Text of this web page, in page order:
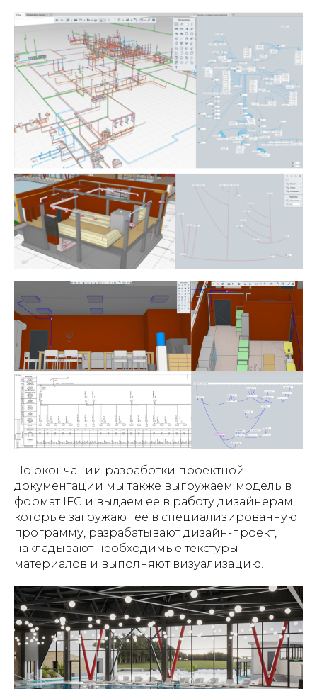
По окончании разработки проектной
документации мы также выгружаем модель в
формат IFC и выдаем ее в работу дизайнерам,
которые загружают ее в специализированную
программу, разрабатывают дизайн-проект,
накладывают необходимые текстуры
материалов и выполняют визуализацию.